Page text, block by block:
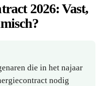
2026: Vast,
die in het najaar
nodig